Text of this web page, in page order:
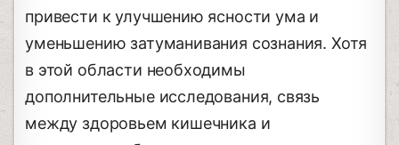
привести к улучшению ясности ума и
уменьшению затуманивания сознания. Хотя
в этой области необходимы
дополнительные исследования, связь
между здоровьем кишечника и